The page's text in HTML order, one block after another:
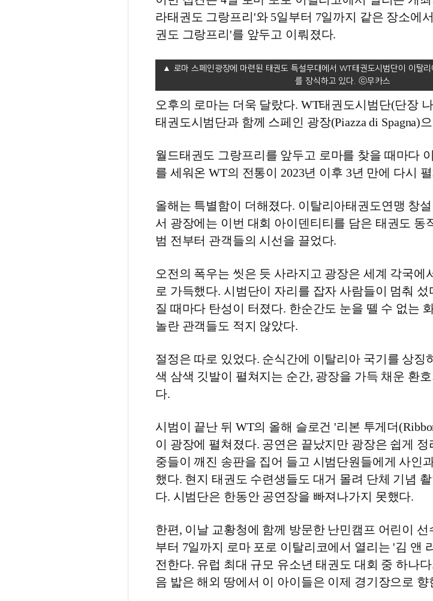
라태권도 그랑프리'와 5일부터 7일까지 같은 장소에
권도 그랑프리'를 앞두고 이뤄졌다.
로마 스페인광장에 마련된 태권도 특설무대에서 WT태권도시범단이 이탈리
를 장식하고 있다.
오후의 로마는 더욱 달랐다. WT태권도시범단(단장
태권도시범단과 함께 스페인 광장(Piazza di Spagna)
월드태권도 그랑프리를 앞두고 로마를 찾을 때마다
를 세워온 WT의 전통이 2023년 이후 3년 만에 다시
올해는 특별함이 더해졌다. 이탈리아태권도연맹 창
서 광장에는 이번 대회 아이덴티티를 담은 태권도 동
범 전부터 관객들의 시선을 끌었다.
오전의 폭우는 씻은 듯 사라지고 광장은 세계 각국에
로 가득했다. 시범단이 자리를 잡자 사람들이 멈춰 섰
질 때마다 탄성이 터졌다. 한순간도 눈을 뗄 수 없는
놀란 관객들도 적지 않았다.
절정은 따로 있었다. 순식간에 이탈리아 국기를 상징
색 삼색 깃발이 펼쳐지는 순간, 광장을 가득 채운 환
다.
시범이 끝난 뒤 WT의 올해 슬로건 '리본 투게더
이 광장에 펼쳐졌다. 공연은 끝났지만 광장은 쉽게
중들이 깨진 송판을 집어 들고 시범단원들에게 사인
했다. 현지 태권도 수련생들도 대거 몰려 단체 기념
다. 시범단은 한동안 공연장을 빠져나가지 못했다.
한편, 이날 교황청에 함께 방문한 난민캠프 어린이 선
부터 7일까지 로마 포로 이탈리코에서 열리는 '김 앤
전한다. 유럽 최대 규모 유소년 태권도 대회 중 하나
음 밟은 해외 땅에서 이 아이들은 이제 경기장으로 향